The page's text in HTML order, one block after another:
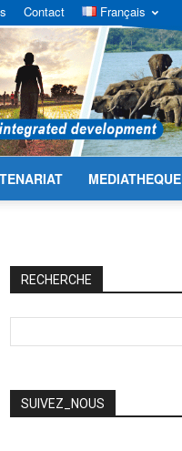
Contact Français
MEDIATHEQUE
RECHERCHE
SUIVEZ_NOUS